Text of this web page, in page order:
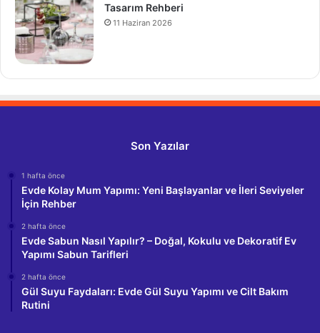
Tasarım Rehberi
11 Haziran 2026
Son Yazılar
1 hafta önce
Evde Kolay Mum Yapımı: Yeni Başlayanlar ve İleri Seviyeler
İçin Rehber
2 hafta önce
Evde Sabun Nasıl Yapılır? – Doğal, Kokulu ve Dekoratif Ev
Yapımı Sabun Tarifleri
2 hafta önce
Gül Suyu Faydaları: Evde Gül Suyu Yapımı ve Cilt Bakım
Rutini